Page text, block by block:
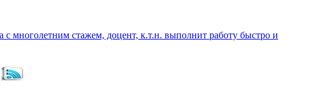
многолетним стажем, доцент, к.т.н. выполнит работу быстро и